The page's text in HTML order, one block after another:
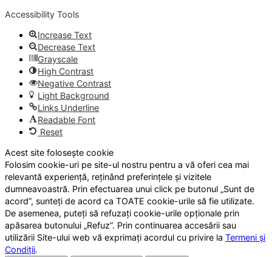
Accessibility Tools
Increase Text
Decrease Text
Grayscale
High Contrast
Negative Contrast
Light Background
Links Underline
Readable Font
Reset
Acest site folosește cookie
Folosim cookie-uri pe site-ul nostru pentru a vă oferi cea mai
relevantă experiență, reținând preferințele și vizitele
dumneavoastră. Prin efectuarea unui click pe butonul „Sunt de
acord”, sunteți de acord ca TOATE cookie-urile să fie utilizate.
De asemenea, puteți să refuzați cookie-urile opționale prin
apăsarea butonului „Refuz”. Prin continuarea accesării sau
utilizării Site-ului web vă exprimați acordul cu privire la Termeni și
Condiții.